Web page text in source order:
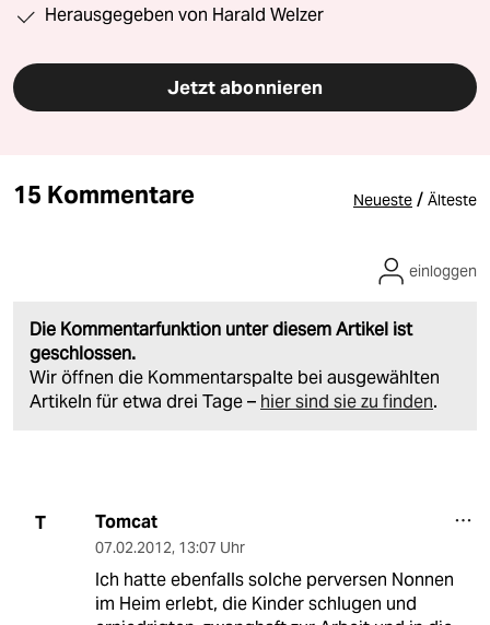
Herausgegeben von Harald Welzer
Jetzt abonnieren
15 Kommentare Neueste / Älteste
Die Kommentarfunktion unter diesem Artikel ist
geschlossen.
Wir öffnen die Kommentarspalte bei ausgewählten
Artikeln für etwa drei Tage – hier sind sie zu finden.
einloggen
T Tomcat
07.02.2012, 13:07 Uhr
Ich hatte ebenfalls solche perversen Nonnen
im Heim erlebt, die Kinder schlugen und